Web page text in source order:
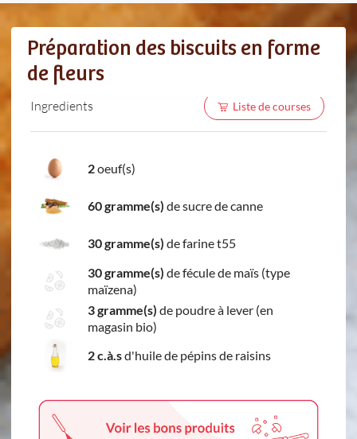
Préparation des biscuits en forme
de fleurs
Ingredients Liste de courses
2oeuf(s)
60 gramme(s) de sucre de canne
30 gramme(s) de farine t55
30 gramme(s) de fécule de maïs (type
maïzena)
3 gramme(s) de poudre à lever (en
magasin bio)
2 c.à.sd'huile de pépins de raisins